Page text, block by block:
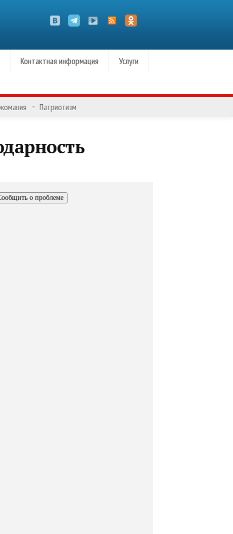
Контактная информация
Услуги
Патриотизм
о проблеме